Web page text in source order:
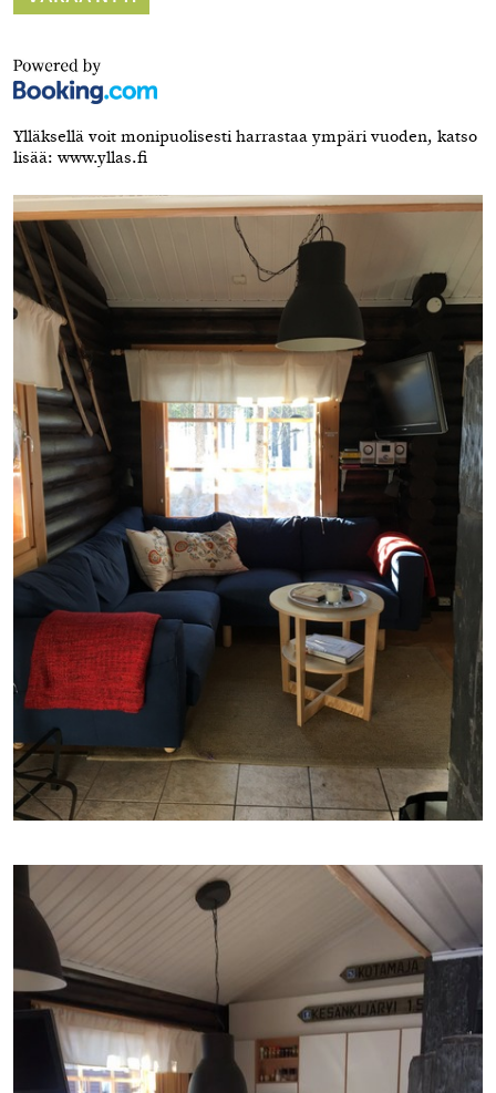
Ylläksellä voit monipuolisesti harrastaa ympäri vuoden, katso
lisää: www.yllas.fi